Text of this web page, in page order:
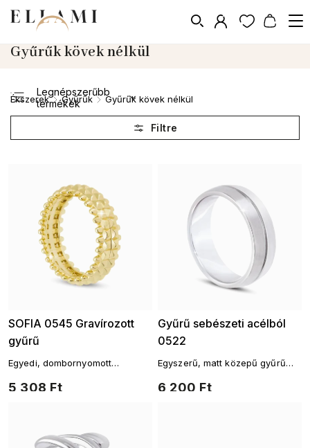
Ékszerek / Gyűrűk / Gyűrűk kövek nélkül
Gyűrűk kövek nélkül
Legnépszerűbb
termékek
Legolcsóbb elöl
Legdrágább
SOFIA 0545 Gravírozott
gyűrű
5 308 Ft
Egyedi, dombornyomott
Gyűrű sebészeti acélból
0522
6 200 Ft
Egyszerű, matt közepű gyűrű